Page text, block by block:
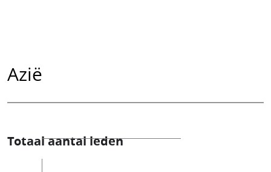
Azië
Totaal aantal leden